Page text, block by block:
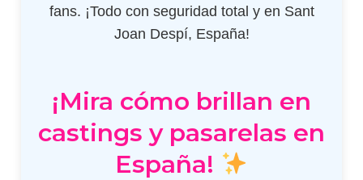
fans. ¡Todo con seguridad total y en Sant
Joan Despí, España!
¡Mira cómo brillan en
castings y pasarelas en
España!